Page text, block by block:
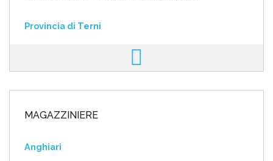
Provincia di Terni
MAGAZZINIERE
Anghiari